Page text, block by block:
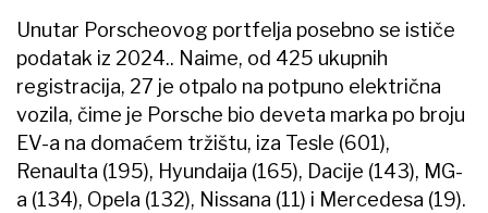
Unutar Porscheovog portfelja posebno se ističe
podatak iz 2024.. Naime, od 425 ukupnih
registracija, 27 je otpalo na potpuno električna
vozila, čime je Porsche bio deveta marka po broju
EV-a na domaćem tržištu, iza Tesle (601),
Renaulta (195), Hyundaija (165), Dacije (143), MG-
a (134), Opela (132), Nissana (11) i Mercedesa (19).